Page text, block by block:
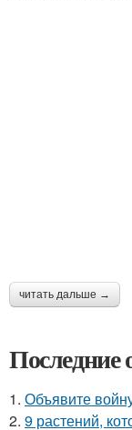
читать дальше →
Последние
1. Объявите
2. 9 растений,